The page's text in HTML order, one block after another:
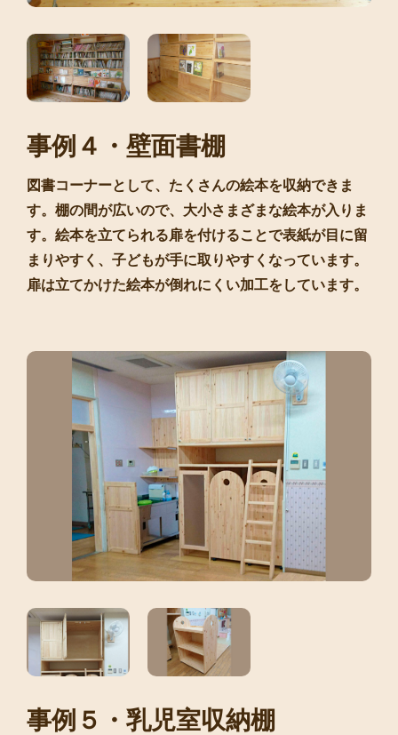
事例４・壁面書棚
図書コーナーとして、たくさんの絵本を収納できま
す。棚の間が広いので、大小さまざまな絵本が入りま
す。絵本を立てられる扉を付けることで表紙が目に留
まりやすく、子どもが手に取りやすくなっています。
扉は立てかけた絵本が倒れにくい加工をしています。
事例５・乳児室収納棚